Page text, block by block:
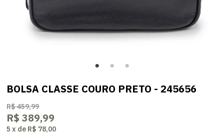
BOLSA CLASSE COURO PRETO - 245656
R$ 459,99
R$ 389,99
5 x de R$ 78,00